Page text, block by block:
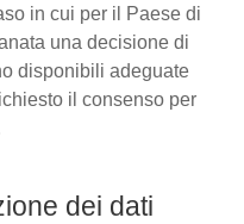
in cui per il Paese di
una decisione di
disponibili adeguate
il consenso per
dei dati